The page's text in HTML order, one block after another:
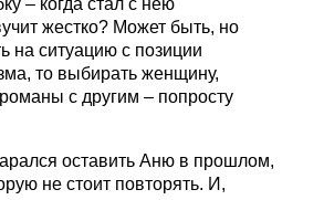
– когда стал с нею
жестко? Может быть, но
на ситуацию с позиции
то выбирать женщину,
романы с другим – попросту
оставить Аню в прошлом,
не стоит повторять. И,